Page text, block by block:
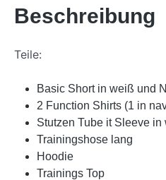
Beschreibung
Teile:
Basic Short in weiß und
2 Function Shirts (1 in
Stutzen Tube it Sleeve
Trainingshose lang
Hoodie
Trainings Top